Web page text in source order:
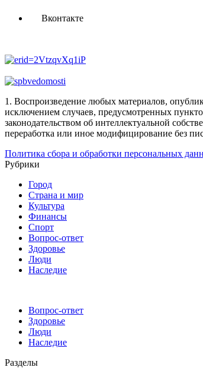
Вконтакте
1. Воспроизведение любых материалов,
исключением случаев, предусмотренных
законодательством об интеллектуальной
переработка или иное модифицирование без
Политика сбора и обработки персональных
Рубрики
Город
Страна и мир
Культура
Финансы
Спорт
Вопрос-ответ
Здоровье
Люди
Наследие
Вопрос-ответ
Здоровье
Люди
Наследие
Разделы